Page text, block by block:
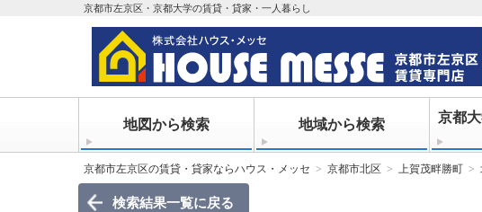
京都市左京区・京都大学の賃貸・貸家・一人暮らし
地図から検索 地域から検索 京都
京都市左京区の賃貸・貸家ならハウス・メッセ 京都市北区 上賀茂畔勝町
検索結果一覧に戻る